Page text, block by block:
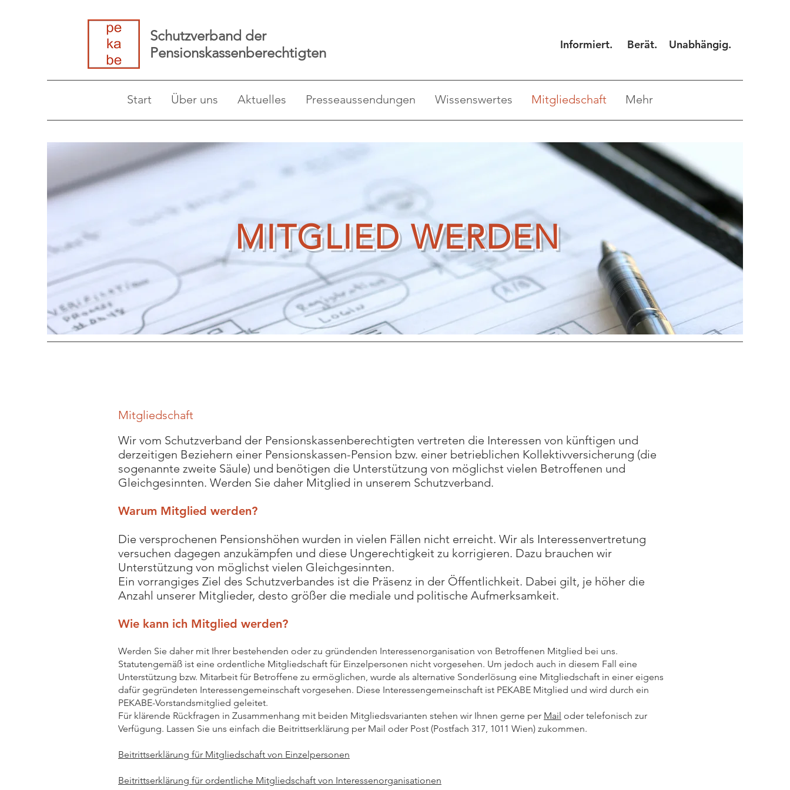
Schutzverband der
Pensionskassenberechtigten
Informiert. Berät. Unabhängig.
Start Über uns Aktuelles Presseaussendungen Wissenswertes Mitgliedschaft Mehr
MITGLIED WERDEN
Mitgliedschaft
Wir vom Schutzverband der Pensionskassenberechtigten vertreten die Interessen von künftigen und
derzeitigen Beziehern einer Pensionskassen-Pension bzw. einer betrieblichen Kollektivversicherung (die
sogenannte zweite Säule) und benötigen die Unterstützung von möglichst vielen Betroffenen und
Gleichgesinnten. Werden Sie daher Mitglied in unserem Schutzverband.
Warum Mitglied werden?
Die versprochenen Pensionshöhen wurden in vielen Fällen nicht erreicht. Wir als Interessenvertretung
versuchen dagegen anzukämpfen und diese Ungerechtigkeit zu korrigieren. Dazu brauchen wir
Unterstützung von möglichst vielen Gleichgesinnten.
Ein vorrangiges Ziel des Schutzverbandes ist die Präsenz in der Öffentlichkeit. Dabei gilt, je höher die
Anzahl unserer Mitglieder, desto größer die mediale und politische Aufmerksamkeit.
Wie kann ich Mitglied werden?
Werden Sie daher mit Ihrer bestehenden oder zu gründenden Interessenorganisation von Betroffenen Mitglied bei uns.
Statutengemäß ist eine ordentliche Mitgliedschaft für Einzelpersonen nicht vorgesehen. Um jedoch auch in diesem Fall eine
Unterstützung bzw. Mitarbeit für Betroffene zu ermöglichen, wurde als alternative Sonderlösung eine Mitgliedschaft in einer eigens
dafür gegründeten Interessengemeinschaft vorgesehen. Diese Interessengemeinschaft ist PEKABE Mitglied und wird durch ein
PEKABE-Vorstandsmitglied geleitet.
Für klärende Rückfragen in Zusammenhang mit beiden Mitgliedsvarianten stehen wir Ihnen gerne per Mail oder telefonisch zur
Verfügung. Lassen Sie uns einfach die Beitrittserklärung per Mail oder Post (Postfach 317, 1011 Wien) zukommen.
Beitrittserklärung für Mitgliedschaft von Einzelpersonen
Beitrittserklärung für ordentliche Mitgliedschaft von Interessenorganisationen